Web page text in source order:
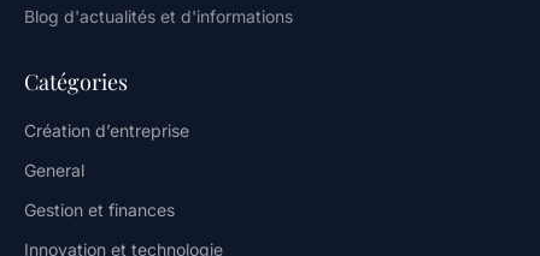
Blog d'actualités et d'informations
Catégories
Création d’entreprise
General
Gestion et finances
Innovation et technologie